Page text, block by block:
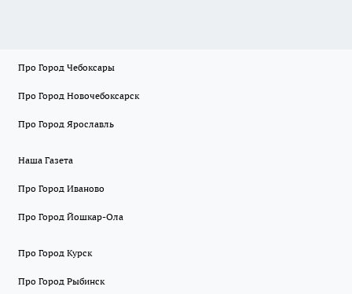
Про Город Чебоксары
Про Город Новочебоксарск
Про Город Ярославль
Наша Газета
Про Город Иваново
Про Город Йошкар-Ола
Про Город Курск
Про Город Рыбинск